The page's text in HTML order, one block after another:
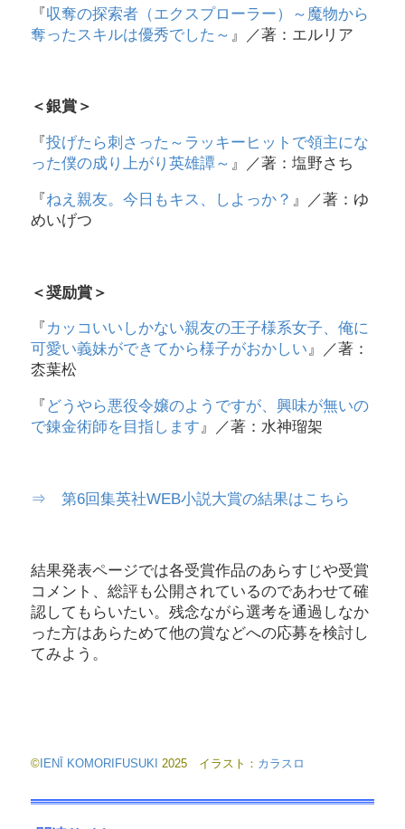
『収奪の探索者（エクスプローラー）～魔物から
奪ったスキルは優秀でした～ 』／著：エルリア
＜銀賞＞
『 投げたら刺さった～ラッキーヒットで領主にな
った僕の成り上がり英雄譚～ 』／著：塩野さち
『ねえ親友。今日もキス、しよっか？ 』／著：ゆ
めいげつ
＜奨励賞＞
『 カッコいいしかない親友の王子様系女子、俺に
可愛い義妹ができてから様子がおかしい』／著：
枩葉松
『 どうやら悪役令嬢のようですが、興味が無いの
で錬金術師を目指します』／著：水神瑠架
⇒ 第6回集英社WEB小説大賞の結果はこちら
結果発表ページでは各受賞作品のあらすじや受賞
コメント、総評も公開されているのであわせて確
認してもらいたい。残念ながら選考を通過しなか
った方はあらためて他の賞などへの応募を検討し
てみよう。
©IENĪ KOMORIFUSUKI 2025 イラスト： カラスロ